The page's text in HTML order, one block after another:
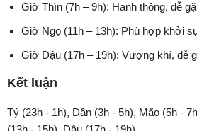
Giờ Thìn (7h – 9h): Hanh thông, dễ
Giờ Ngọ (11h – 13h): Phù hợp khởi
Giờ Dậu (17h – 19h): Vượng khí, dễ
Kết luận
Tý (23h - 1h), Dần (3h - 5h), Mão (5h -